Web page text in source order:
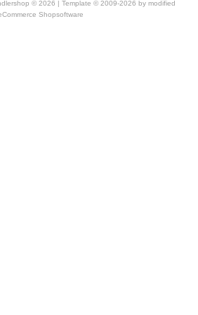
© 2026 | Template © 2009-2026 by modified
Shopsoftware